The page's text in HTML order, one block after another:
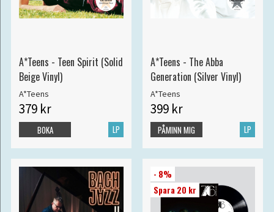
A*Teens - Teen Spirit (Solid
Beige Vinyl)
A*Teens
379 kr
LP
BOKA
A*Teens - The Abba
Generation (Silver Vinyl)
A*Teens
399 kr
LP
PÅMINN MIG
- 8%
Spara 20 kr